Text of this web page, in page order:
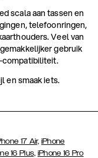
scala aan tassen en
telefoonringen,
Veel van
gebruik
compatibiliteit.
en smaak iets.
17 Air, iPhone
16 Plus, iPhone 16 Pro